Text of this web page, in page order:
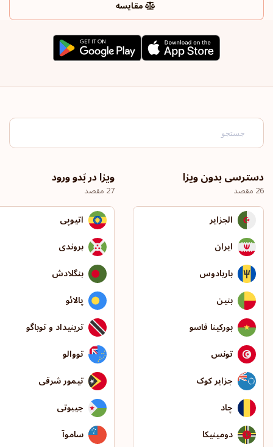
مقایسه
دسترسی بدون ویزا
26 مقصد
الجزایر
ایران
باربادوس
بنین
بورکینا فاسو
تونس
جزایر کوک
چاد
دومینیکا
ویزا در بَدو ورود
27 مقصد
اتیوپی
بروندی
بنگلادش
پالائو
ترینیداد و توباگو
تووالو
تیمور شرقی
جیبوتی
ساموآ